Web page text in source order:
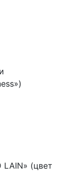
LAIN» (цвет